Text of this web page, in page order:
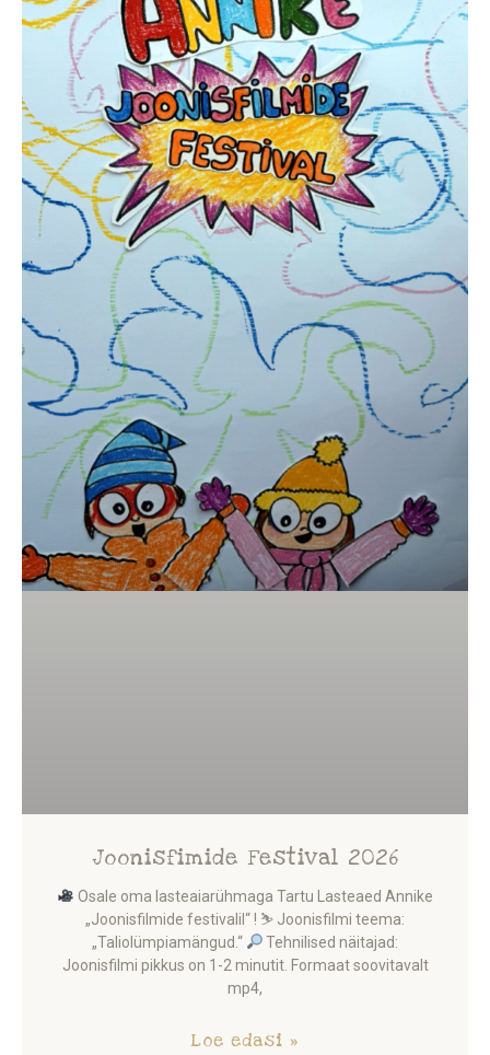
Joonisfimide Festival 2026
Osale oma lasteaiarühmaga Tartu Lasteaed Annike
„Joonisfilmide festivalil“ ! ⛷ Joonisfilmi teema:
„Taliolümpiamängud.“
Tehnilised näitajad:
Joonisfilmi pikkus on 1-2 minutit. Formaat soovitavalt
mp4,
Loe edasi »